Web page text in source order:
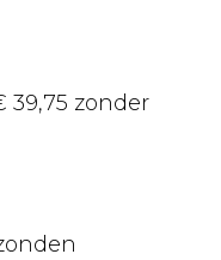
zonder